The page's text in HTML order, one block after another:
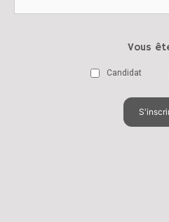
Vous
Candidat